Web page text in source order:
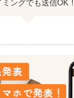
ングでも送信OK！